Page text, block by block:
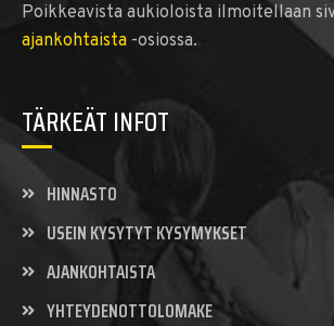
Poikkeavista aukioloista ilmoitellaan
ajankohtaista -osiossa.
TÄRKEÄT INFOT
HINNASTO
USEIN KYSYTYT KYSYMYKSET
AJANKOHTAISTA
YHTEYDENOTTOLOMAKE